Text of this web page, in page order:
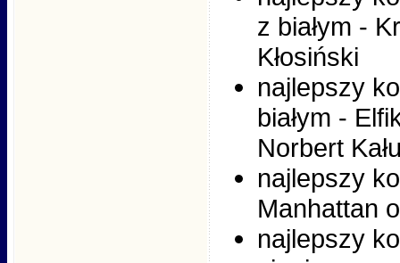
z białym -
Kłosiński
najlepszy
białym -
Norbert
najlepszy
Manhattan
najlepszy